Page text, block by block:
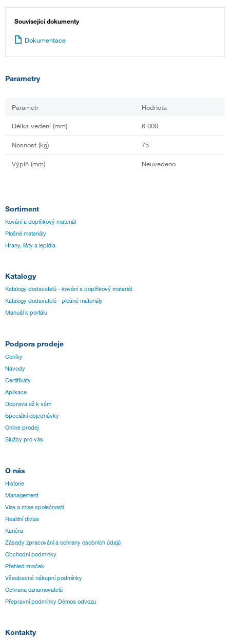
Související dokumenty
Dokumentace
Parametry
Parametr Hodnota
Délka vedení (mm) 6 000
Nosnost (kg) 75
Výplň (mm) Neuvedeno
Sortiment
Kování a doplňkový materiál
Plošné materiály
Hrany, lišty a lepidla
Katalogy
Katalogy dodavatelů - kování a doplňkový materiál
Katalogy dodavatelů - plošné materiály
Manuál k portálu
Podpora prodeje
Ceníky
Návody
Certifikáty
Aplikace
Doprava až k vám
Speciální objednávky
Online prodej
Služby pro vás
O nás
Historie
Management
Vize a mise společnosti
Realitní divize
Kariéra
Zásady zpracování a ochrany osobních údajů
Obchodní podmínky
Přehled značek
Všeobecné nákupní podmínky
Ochrana oznamovatelů
Přepravní podmínky Démos odvozu
Kontakty